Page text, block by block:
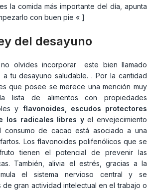
la comida más importante del día, apunta
con buen pie « ]
del desayuno
olvides incorporar este bien llamado
tu desayuno saludable. . Por la cantidad
que posee se merece una mención muy
lista de alimentos con propiedades
y flavonoides, escudos protectores
los radicales libres yel envejecimiento
consumo de cacao está asociado a una
Los flavonoides polifenólicos que se
tienen el potencial de prevenir las
También, alivia el estrés, gracias a la
el sistema nervioso central y se
gran actividad intelectual en el trabajo o